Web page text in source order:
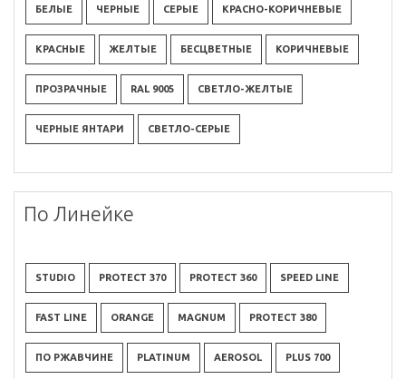
БЕЛЫЕ ЧЕРНЫЕ СЕРЫЕ КРАСНО-КОРИЧНЕВЫЕ
КРАСНЫЕ ЖЕЛТЫЕ БЕСЦВЕТНЫЕ КОРИЧНЕВЫЕ
ПРОЗРАЧНЫЕ RAL 9005 СВЕТЛО-ЖЕЛТЫЕ
ЧЕРНЫЕ ЯНТАРИ СВЕТЛО-СЕРЫЕ
По Линейке
STUDIO PROTECT 370 PROTECT 360 SPEED LINE
FAST LINE ORANGE MAGNUM PROTECT 380
ПО РЖАВЧИНЕ PLATINUM AEROSOL PLUS 700